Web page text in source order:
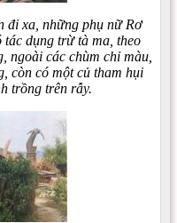
đi xa, những phụ nữ Rơ
tác dụng trừ tà ma, theo
ngoài các chùm chỉ màu,
còn có một củ tham hụi
trồng trên rẫy.